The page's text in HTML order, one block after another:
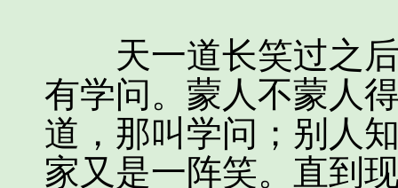
天一道长笑过之后
有学问。蒙人不蒙人
道，那叫学问；别人
家又是一阵笑。直到